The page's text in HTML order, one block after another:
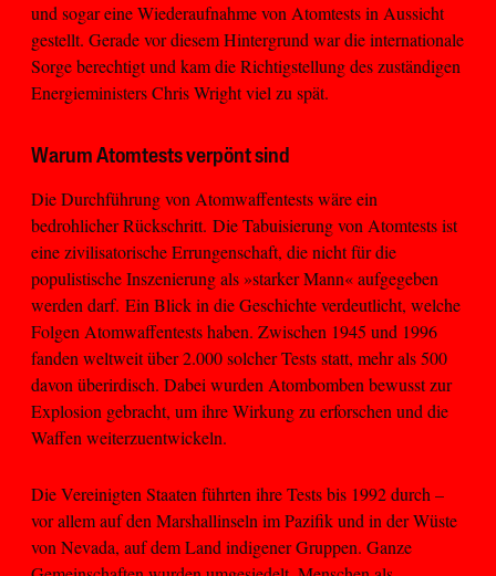
und sogar eine Wiederaufnahme von Atomtests in Aussicht
gestellt. Gerade vor diesem Hintergrund war die internationale
Sorge berechtigt und kam die Richtigstellung des zuständigen
Energieministers Chris Wright viel zu spät.
Warum Atomtests verpönt sind
Die Durchführung von Atomwaffentests wäre ein
bedrohlicher Rückschritt. Die Tabuisierung von Atomtests ist
eine zivilisatorische Errungenschaft, die nicht für die
populistische Inszenierung als »starker Mann« aufgegeben
werden darf. Ein Blick in die Geschichte verdeutlicht, welche
Folgen Atomwaffentests haben. Zwischen 1945 und 1996
fanden weltweit über 2.000 solcher Tests statt, mehr als 500
davon überirdisch. Dabei wurden Atombomben bewusst zur
Explosion gebracht, um ihre Wirkung zu erforschen und die
Waffen weiterzuentwickeln.
Die Vereinigten Staaten führten ihre Tests bis 1992 durch –
vor allem auf den Marshallinseln im Pazifik und in der Wüste
von Nevada, auf dem Land indigener Gruppen. Ganze